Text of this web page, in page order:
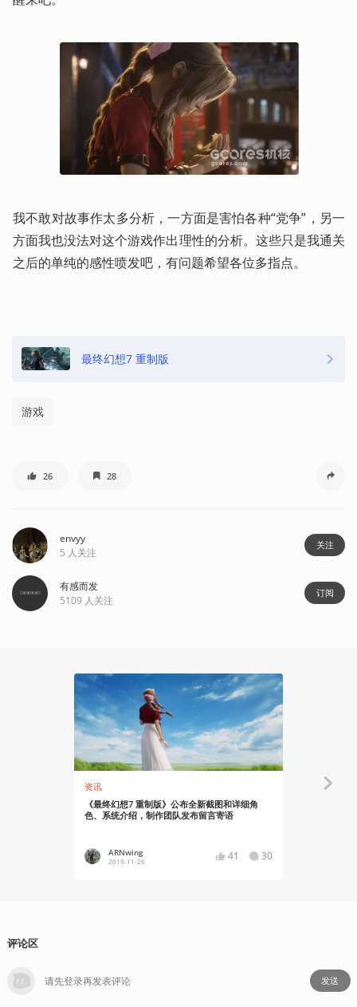
我不敢对故事作太多分析，一方面是害怕各种“党争”，另一
方面我也没法对这个游戏作出理性的分析。这些只是我通关
之后的单纯的感性喷发吧，有问题希望各位多指点。
最终幻想7 重制版
游戏
26 28
envyy
5 人关注
关注
有感而发
5109 人关注
订阅
资讯
《最终幻想7 重制版》公布全新截图和详细角
色、系统介绍，制作团队发布留言寄语
ARNwing
2019-11-26 41 30
评论区
发送